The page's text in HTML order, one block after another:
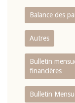
Balance des
Autres
Bulletin
financières
Bulletin